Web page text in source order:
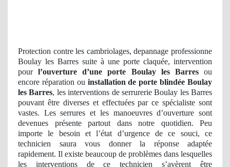
Protection contre les cambriolages, depannage professionne
Boulay les Barres suite à une porte claquée, intervention
pourl’ouverture d’une porte Boulay les Barresou
encore réparation ou installation de porte blindée Boulay
les Barres, les interventions de serrurerie Boulay les Barres
pouvant être diverses et effectuées par ce spécialiste sont
vastes. Les serrures et les manoeuvres d’ouverture sont
devenues présente partout dans notre quotidien. Peu
importe le besoin et l’état d’urgence de ce souci, ce
technicien saura vous donner la réponse adaptée
rapidement. Il existe beaucoup de problèmes dans lesquelles
les interventions de ce technicien s’avèrent être